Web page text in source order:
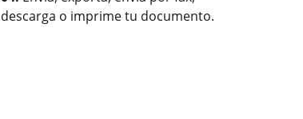
descarga o imprime tu documento.